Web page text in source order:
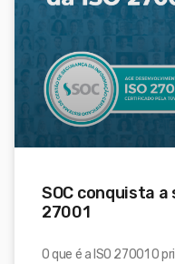
SOC conquista
27001
O que é a ISO 27001 O